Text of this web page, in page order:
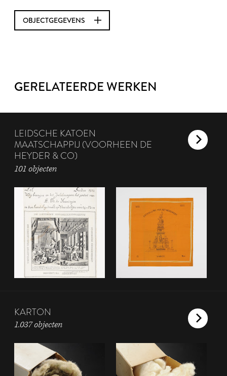
OBJECTGEGEVENS
GERELATEERDE WERKEN
LEIDSCHE KATOEN
MAATSCHAPPIJ (VOORHEEN DE
HEYDER & CO)
101 objecten
KARTON
1.037 objecten